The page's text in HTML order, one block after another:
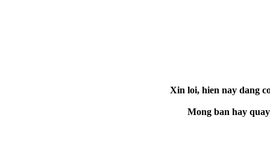
Xin loi, hien nay dang
Mong ban hay